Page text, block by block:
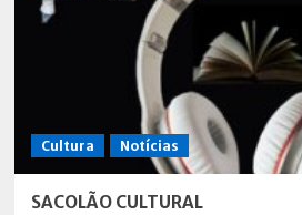
Cultura Notícias
SACOLÃO CULTURAL